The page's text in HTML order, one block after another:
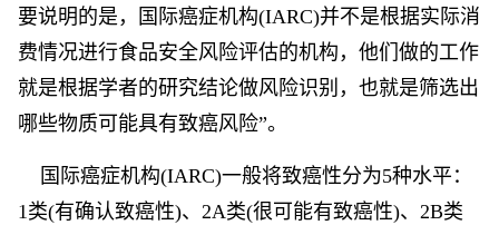
要说明的是，国际癌症机构(IARC)并不是根据实际消
费情况进行食品安全风险评估的机构，他们做的工作
就是根据学者的研究结论做风险识别，也就是筛选出
哪些物质可能具有致癌风险”。
国际癌症机构(IARC)一般将致癌性分为5种水平：
1类(有确认致癌性)、2A类(很可能有致癌性)、2B类